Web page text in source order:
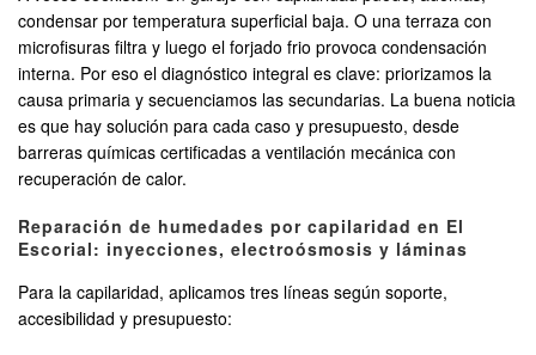
condensar por temperatura superficial baja. O una terraza con
microfisuras filtra y luego el forjado frio provoca condensación
interna. Por eso el diagnóstico integral es clave: priorizamos la
causa primaria y secuenciamos las secundarias. La buena noticia
es que hay solución para cada caso y presupuesto, desde
barreras químicas certificadas a ventilación mecánica con
recuperación de calor.
Reparación de humedades por capilaridad en El
Escorial: inyecciones, electroósmosis y láminas
Para la capilaridad, aplicamos tres líneas según soporte,
accesibilidad y presupuesto: